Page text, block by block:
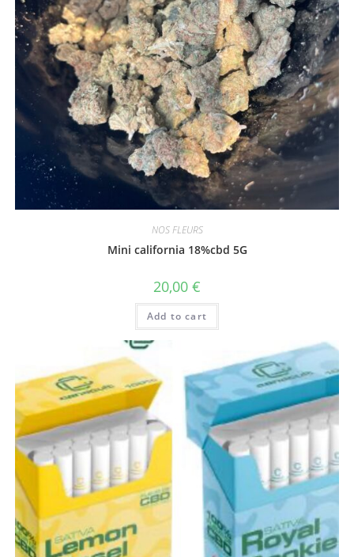
NOS FLEURS
Mini california 18%cbd 5G
20,00 €
Add to cart